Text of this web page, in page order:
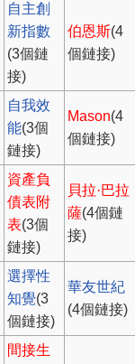
自主創
新指數
(3個鏈
接)
伯恩斯(4
個鏈接)
自我效
能(3個
鏈接)
Mason(4
個鏈接)
資產負
債表附
表(3個
鏈接)
貝拉·巴拉
薩(4個鏈
接)
選擇性
知覺(3
個鏈接)
華友世紀
(4個鏈接)
間接生